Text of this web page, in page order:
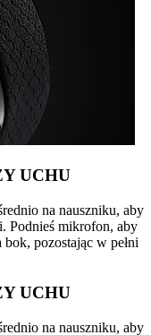
UCHU
na nauszniku, aby
Podnieś mikrofon, aby
pozostając w pełni
UCHU
na nauszniku, aby